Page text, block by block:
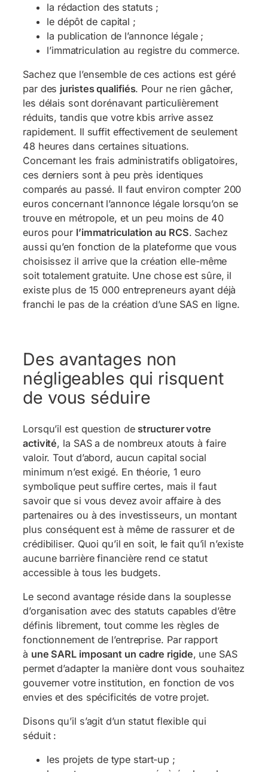
la rédaction des statuts ;
le dépôt de capital ;
la publication de l’annonce légale ;
l’immatriculation au registre du commerce.
Sachez que l’ensemble de ces actions est géré
par des juristes qualifiés. Pour ne rien gâcher,
les délais sont dorénavant particulièrement
réduits, tandis que votre kbis arrive assez
rapidement. Il suffit effectivement de seulement
48 heures dans certaines situations.
Concernant les frais administratifs obligatoires,
ces derniers sont à peu près identiques
comparés au passé. Il faut environ compter 200
euros concernant l’annonce légale lorsqu’on se
trouve en métropole, et un peu moins de 40
euros pour l’immatriculation au RCS. Sachez
aussi qu’en fonction de la plateforme que vous
choisissez il arrive que la création elle-même
soit totalement gratuite. Une chose est sûre, il
existe plus de 15 000 entrepreneurs ayant déjà
franchi le pas de la création d’une SAS en ligne.
Des avantages non
négligeables qui risquent
de vous séduire
Lorsqu’il est question de structurer votre
activité, la SAS a de nombreux atouts à faire
valoir. Tout d’abord, aucun capital social
minimum n’est exigé. En théorie, 1 euro
symbolique peut suffire certes, mais il faut
savoir que si vous devez avoir affaire à des
partenaires ou à des investisseurs, un montant
plus conséquent est à même de rassurer et de
crédibiliser. Quoi qu’il en soit, le fait qu’il n’existe
aucune barrière financière rend ce statut
accessible à tous les budgets.
Le second avantage réside dans la souplesse
d’organisation avec des statuts capables d’être
définis librement, tout comme les règles de
fonctionnement de l’entreprise. Par rapport
à une SARL imposant un cadre rigide, une SAS
permet d’adapter la manière dont vous souhaitez
gouverner votre institution, en fonction de vos
envies et des spécificités de votre projet.
Disons qu’il s’agit d’un statut flexible qui
séduit :
les projets de type start-up ;